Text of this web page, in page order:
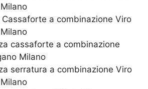
a combinazione Viro
cassaforte a combinazione
Milano
serratura​ ​a combinazione Viro